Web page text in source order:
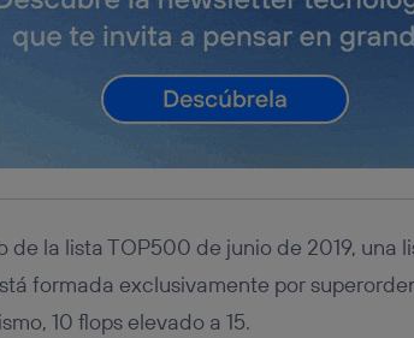
de la lista TOP500 de junio de 2019, una
formada exclusivamente por
10 flops elevado a 15.